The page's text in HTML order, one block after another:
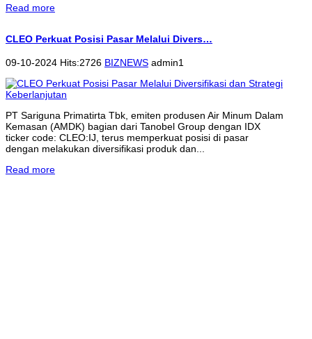
Read more
CLEO Perkuat Posisi Pasar Melalui Divers…
09-10-2024 Hits:2726 BIZNEWS admin1
PT Sariguna Primatirta Tbk, emiten produsen Air Minum Dalam
Kemasan (AMDK) bagian dari Tanobel Group dengan IDX
ticker code: CLEO:IJ, terus memperkuat posisi di pasar
dengan melakukan diversifikasi produk dan...
Read more